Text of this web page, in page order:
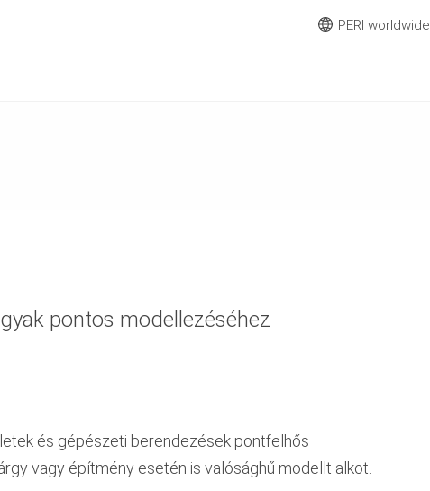
pontos modellezéséhez
és gépészeti berendezések pontfelhős
vagy építmény esetén is valósághű modellt alkot.
PERI worldwide